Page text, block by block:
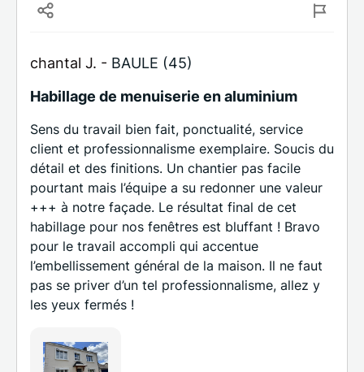
chantal J. - BAULE (45)
Habillage de menuiserie en aluminium
Sens du travail bien fait, ponctualité, service
client et professionnalisme exemplaire. Soucis du
détail et des finitions. Un chantier pas facile
pourtant mais l’équipe a su redonner une valeur
+++ à notre façade. Le résultat final de cet
habillage pour nos fenêtres est bluffant ! Bravo
pour le travail accompli qui accentue
l’embellissement général de la maison. Il ne faut
pas se priver d’un tel professionnalisme, allez y
les yeux fermés !